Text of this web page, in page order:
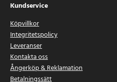
Kundservice
Köpvillkor
Integritetspolicy
Leveranser
Kontakta oss
Ångerköp & Reklamation
Betalningssätt